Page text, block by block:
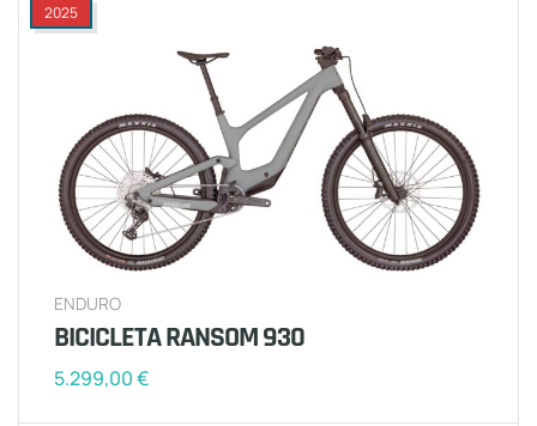
2025
ENDURO
BICICLETA RANSOM 930
5.299,00€